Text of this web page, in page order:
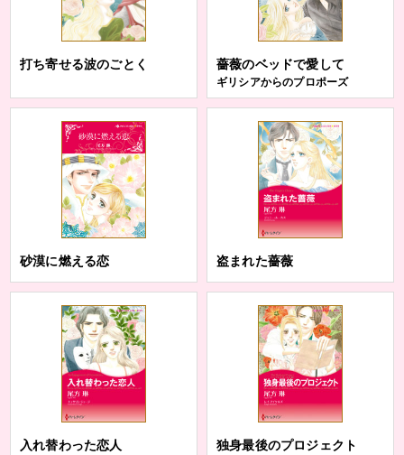
打ち寄せる波のごとく 薔薇のベッドで愛して
ギリシアからのプロポーズ
砂漠に燃える恋 盗まれた薔薇
入れ替わった恋人 独身最後のプロジェクト